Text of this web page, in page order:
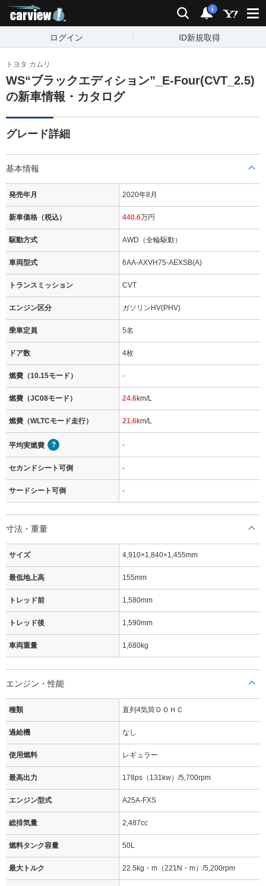
検索 通知
i
ログイン ID新規取得
トヨタ カムリ
WS“ブラックエディション”_E-Four(CVT_2.5)
の新車情報・カタログ
グレード詳細
基本情報
発売年月 2020年8月
新車価格（税込） 440.6万円
駆動方式 AWD（全輪駆動）
車両型式 6AA-AXVH75-AEXSB(A)
トランスミッション CVT
エンジン区分 ガソリンHV(PHV)
乗車定員 5名
ドア数 4枚
燃費（10.15モード） -
燃費（JC08モード） 24.6km/L
燃費（WLTCモード走行） 21.6km/L
平均実燃費 -
セカンドシート可倒 -
サードシート可倒 -
寸法・重量
サイズ 4,910×1,840×1,455mm
最低地上高 155mm
トレッド前 1,580mm
トレッド後 1,590mm
車両重量 1,680kg
エンジン・性能
種類 直列4気筒ＤＯＨＣ
過給機 なし
使用燃料 レギュラー
最高出力 178ps（131kw）/5,700rpm
エンジン型式 A25A-FXS
総排気量 2,487cc
燃料タンク容量 50L
最大トルク 22.5kg・m（221N・m）/5,200rpm